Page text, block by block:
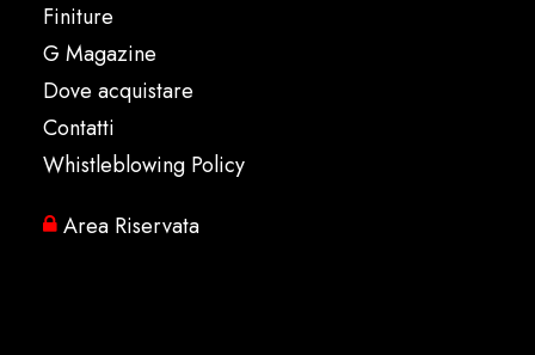
Finiture
G Magazine
Dove acquistare
Contatti
Whistleblowing Policy
Area Riservata